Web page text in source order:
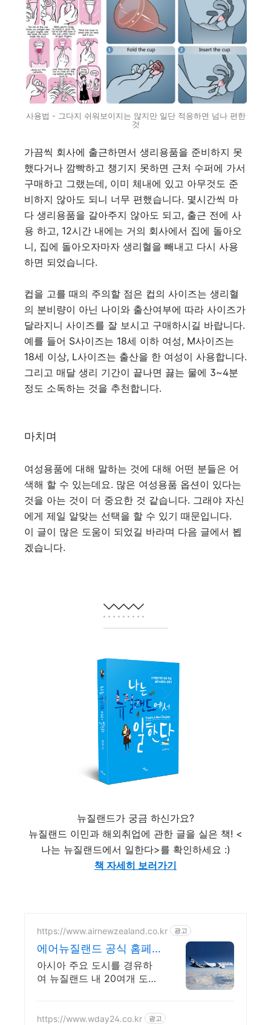
사용법 - 그다지 쉬워보이지는 않지만 일단 적응하면 넘나 편한
것
가끔씩 회사에 출근하면서 생리용품을 준비하지 못
했다거나 깜빡하고 챙기지 못하면 근처 수퍼에 가서
구매하고 그랬는데, 이미 체내에 있고 아무것도 준
비하지 않아도 되니 너무 편했습니다. 몇시간씩 마
다 생리용품을 갈아주지 않아도 되고, 출근 전에 사
용 하고, 12시간 내에는 거의 회사에서 집에 돌아오
니, 집에 돌아오자마자 생리혈을 빼내고 다시 사용
하면 되었습니다.
컵을 고를 때의 주의할 점은 컵의 사이즈는 생리혈
의 분비량이 아닌 나이와 출산여부에 따라 사이즈가
달라지니 사이즈를 잘 보시고 구매하시길 바랍니다.
예를 들어 S사이즈는 18세 이하 여성, M사이즈는
18세 이상, L사이즈는 출산을 한 여성이 사용합니다.
그리고 매달 생리 기간이 끝나면 끓는 물에 3~4분
정도 소독하는 것을 추천합니다.
마치며
여성용품에 대해 말하는 것에 대해 어떤 분들은 어
색해 할 수 있는데요. 많은 여성용품 옵션이 있다는
것을 아는 것이 더 중요한 것 같습니다. 그래야 자신
에게 제일 알맞는 선택을 할 수 있기 때문입니다.
이 글이 많은 도움이 되었길 바라며 다음 글에서 뵙
겠습니다.
뉴질랜드가 궁금 하신가요?
뉴질랜드 이민과 해외취업에 관한 글을 실은 책! <
나는 뉴질랜드에서 일한다>를 확인하세요 :)
책 자세히 보러가기
https://www.airnewzealand.co.kr 광고
에어뉴질랜드 공식 홈페
이지 항공권 예약 및 여행
정보
아시아 주요 도시를 경유하
여 뉴질랜드 내 20여개 도시
https://www.wday24.co.kr 광고